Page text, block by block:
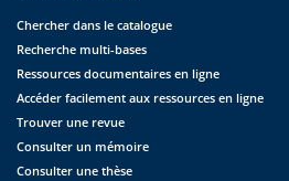
Chercher dans le catalogue
Recherche multi-bases
Ressources documentaires en ligne
Accéder facilement aux ressources en ligne
Trouver une revue
Consulter un mémoire
Consulter une thèse